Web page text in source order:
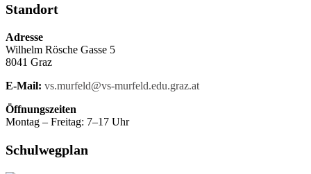
Standort
Adresse
Wilhelm Rösche Gasse 5
8041 Graz
E-Mail: vs.murfeld@vs-murfeld.edu.graz.at
Öffnungszeiten
Montag – Freitag: 7–17 Uhr
Schulwegplan